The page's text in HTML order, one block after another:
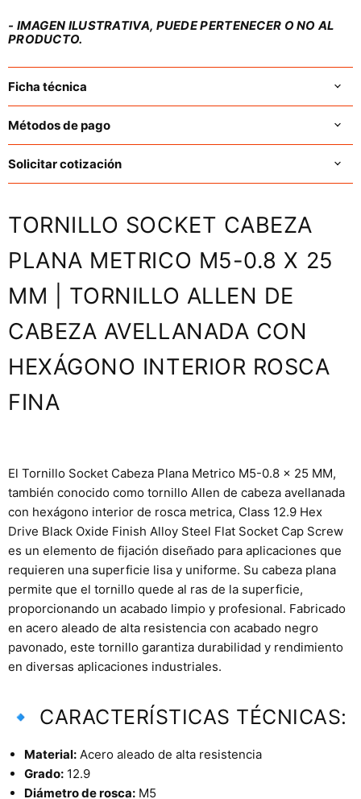
- IMAGEN ILUSTRATIVA, PUEDE PERTENECER O NO AL
PRODUCTO.
Ficha técnica
Métodos de pago
Solicitar cotización
TORNILLO SOCKET CABEZA
PLANA METRICO M5-0.8 X 25
MM | TORNILLO ALLEN DE
CABEZA AVELLANADA CON
HEXÁGONO INTERIOR ROSCA
FINA
El Tornillo Socket Cabeza Plana Metrico M5-0.8 x 25 MM,
también conocido como tornillo Allen de cabeza avellanada
con hexágono interior de rosca metrica, Class 12.9 Hex
Drive Black Oxide Finish Alloy Steel Flat Socket Cap Screw
es un elemento de fijación diseñado para aplicaciones que
requieren una superficie lisa y uniforme. Su cabeza plana
permite que el tornillo quede al ras de la superficie,
proporcionando un acabado limpio y profesional. Fabricado
en acero aleado de alta resistencia con acabado negro
pavonado, este tornillo garantiza durabilidad y rendimiento
en diversas aplicaciones industriales.
🔹 CARACTERÍSTICAS TÉCNICAS:
Material: Acero aleado de alta resistencia
Grado: 12.9
Diámetro de rosca: M5